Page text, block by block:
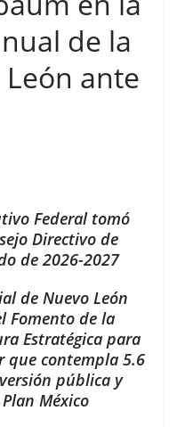
de la
ante
Federal tomó
Directivo de
de 2026-2027
de Nuevo León
Fomento de la
Estratégica para
que contempla 5.6
pública y
México